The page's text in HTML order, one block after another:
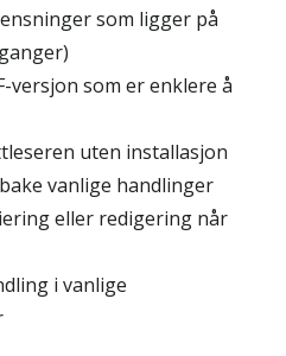
som ligger på
versjon som er enklere å
uten installasjon
vanlige handlinger
eller redigering når
i vanlige